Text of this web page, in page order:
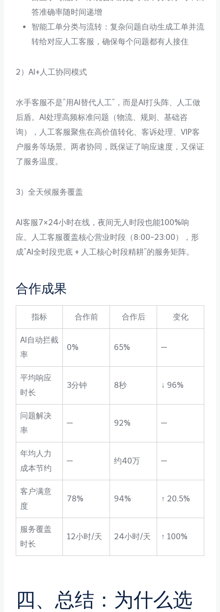
答准确率随时间递增
智能工单分类与流转：复杂问题自动生成工单并流
转给对应人工客服，确保每个问题都有人接住
2）AI+人工协同模式
水手客服不是”用AI替代人工”，而是AI打头阵、人工做
后盾。AI处理高频标准问题（物流、规则、基础咨
询），人工客服聚焦在高价值转化、客诉处理、VIP客
户服务等场景。两者协同，既保证了响应速度，又保证
了服务温度。
3）全天候服务覆盖
AI客服7×24小时在线，夜间无人时段也能100%响
应。人工客服覆盖核心营业时段（8:00-23:00），形
成”AI全时段兜底 + 人工核心时段精耕”的服务矩阵。
合作成果
指标 合作前 合作后 变化
AI自动拦截
率
0% 65% —
平均响应
时长
3分钟 8秒 ↓ 96%
问题解决
率
— 92% —
年均人力
成本节约
— 约40万 —
客户满意
度
78% 94% ↑ 20.5%
服务覆盖
时长
12小时/天 24小时/天 ↑ 100%
四、总结：为什么选